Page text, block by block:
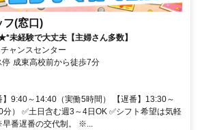
フ(窓口)
未経験で大丈夫【主婦さん多数】
ャンスセンター
成東高校前から徒歩7分
9:40～14:40（実働5時間） 【遅番】13:30～
） ✅土日含む週3～4日OK ✅シフト希望は気軽
番遅番の交代制。 ※...